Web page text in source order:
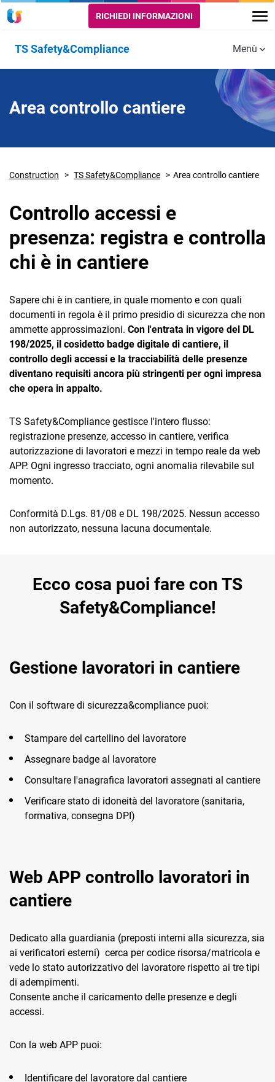
CRM
Email Marketing
Fatturazione
Financial Solutions
Trust Services
TeamSystem Store
RICHIEDI INFORMAZIONI
TS Safety&Compliance
controllo
controllo
Digitale
Menù
Area controllo cantiere
Construction TS Safety&Compliance Area controllo cantiere
Controllo accessi e
presenza: registra e controlla
chi è in cantiere
Sapere chi è in cantiere, in quale momento e con quali
documenti in regola è il primo presidio di sicurezza che non
ammette approssimazioni. Con l'entrata in vigore del DL
198/2025, il cosidetto badge digitale di cantiere, il
controllo degli accessi e la tracciabilità delle presenze
diventano requisiti ancora più stringenti per ogni impresa
che opera in appalto.
TS Safety&Compliance gestisce l'intero flusso:
registrazione presenze, accesso in cantiere, verifica
autorizzazione di lavoratori e mezzi in tempo reale da web
APP. Ogni ingresso tracciato, ogni anomalia rilevabile sul
momento.
Conformità D.Lgs. 81/08 e DL 198/2025. Nessun accesso
non autorizzato, nessuna lacuna documentale.
Ecco cosa puoi fare con TS
Safety&Compliance!
Gestione lavoratori in cantiere
Con il software di sicurezza&compliance puoi:
Stampare del cartellino del lavoratore
Assegnare badge al lavoratore
Consultare l'anagrafica lavoratori assegnati al cantiere
Verificare stato di idoneità del lavoratore (sanitaria,
formativa, consegna DPI)
Web APP controllo lavoratori in
cantiere
Dedicato alla guardiania (preposti interni alla sicurezza, sia
ai verificatori esterni) cerca per codice risorsa/matricola e
vede lo stato autorizzativo del lavoratore rispetto ai tre tipi
di adempimenti.
Consente anche il caricamento delle presenze e degli
accessi.
Con la web APP puoi:
Identificare del lavoratore dal cantiere